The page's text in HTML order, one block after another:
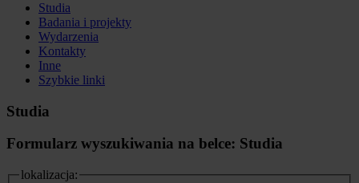
Studia
Badania i projekty
Wydarzenia
Kontakty
Inne
Szybkie linki
Studia
Formularz wyszukiwania na belce: Studia
lokalizacja: